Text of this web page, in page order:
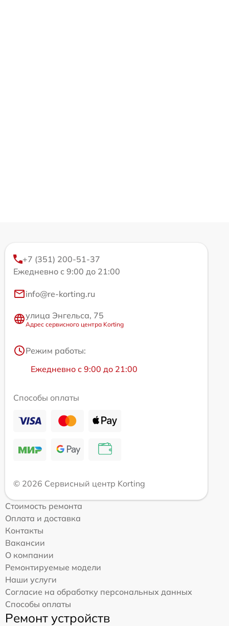
+7 (351) 200-51-37
Ежедневно с 9:00 до 21:00
info@re-korting.ru
улица Энгельса, 75
Адрес сервисного центра Korting
Режим работы:
Ежедневно с 9:00 до 21:00
Способы оплаты
© 2026 Сервисный центр Korting
Стоимость ремонта
Оплата и доставка
Контакты
Вакансии
О компании
Ремонтируемые модели
Наши услуги
Согласие на обработку персональных данных
Способы оплаты
Ремонт устройств